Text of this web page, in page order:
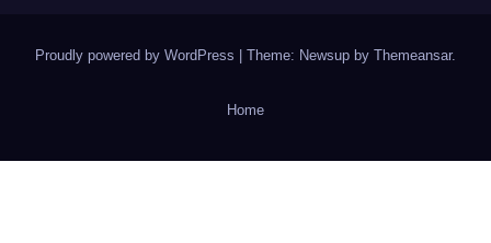
Proudly powered by WordPress Theme: Newsup by Themeansar.
Home